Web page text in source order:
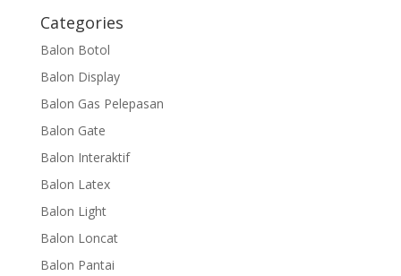
Categories
Balon Botol
Balon Display
Balon Gas Pelepasan
Balon Gate
Balon Interaktif
Balon Latex
Balon Light
Balon Loncat
Balon Pantai